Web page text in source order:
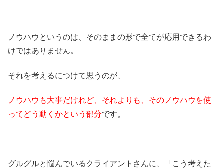
ノウハウというのは、そのままの形で全てが応用できるわ
けではありません。
それを考えるにつけて思うのが、
ノウハウも大事だけれど、それよりも、そのノウハウを使
ってどう動くかという部分です。
グルグルと悩んでいるクライアントさんに、「こう考えた